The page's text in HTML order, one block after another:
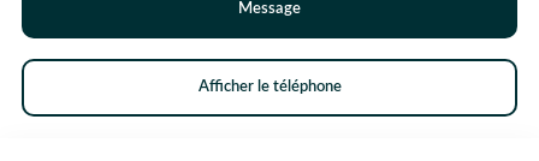
Message
Afficher le téléphone